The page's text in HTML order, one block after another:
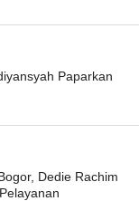
Paparkan
Dedie Rachim